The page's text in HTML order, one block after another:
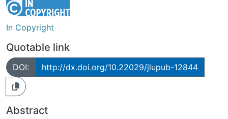
In Copyright
Quotable link
DOI: http://dx.doi.org/10.22029/jlupub-12844
Abstract